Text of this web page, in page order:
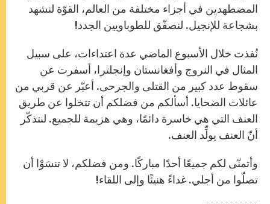
المضطهدين في أجزاء مختلفة من العالم، القوّة لنشهد
بشجاعة للإنجيل. لنصفّق للطوباويين الجدد!
نُفذت خلال الأسبوع الماضي عدة اعتداءات، على سبيل
المثال في النروج وأفغانستان وإنجلترا، أسفرت عن
سقوط عدد كبير من القتلى والجرحى. أعبّر عن قربي من
عائلات الضحايا. أسألكم من فضلكم أن تتخلوا عن طريق
العنف التي هي خاسرة دائمًا، وهي هزيمة للجميع. لنتذكّر
أنّ العنف يولِّد العنف.
وأتمنّى لكم جميعًا أحدًا مباركًا. ومن فضلكم، لا تنسَوْا أن
تصلّوا من أجلي. غداءً هنيئًا وإلى اللقاء!